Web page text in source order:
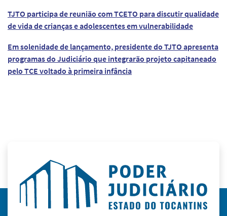
TJTO participa de reunião com TCETO para discutir qualidade
de vida de crianças e adolescentes em vulnerabilidade
Em solenidade de lançamento, presidente do TJTO apresenta
programas do Judiciário que integrarão projeto capitaneado
pelo TCE voltado à primeira infância